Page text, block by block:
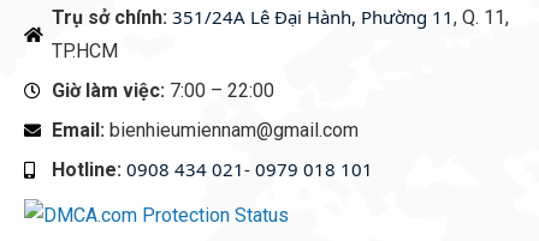
Trụ sở chính: 351/24A Lê Đại Hành, Phường 11, Q. 11,
TP.HCM
Giờ làm việc: 7:00 – 22:00
Email: bienhieumiennam@gmail.com
Hotline: 0908 434 021- 0979 018 101